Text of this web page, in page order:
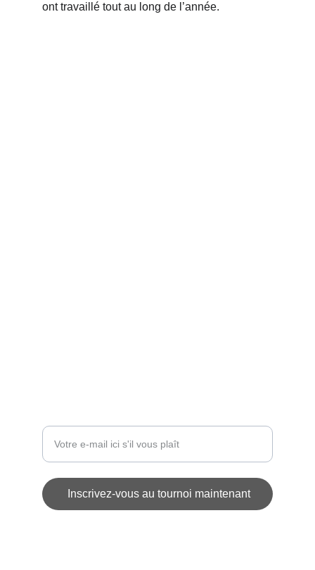
ont travaillé tout au long de l’année.
Inscrivez-vous au tournoi maintenant